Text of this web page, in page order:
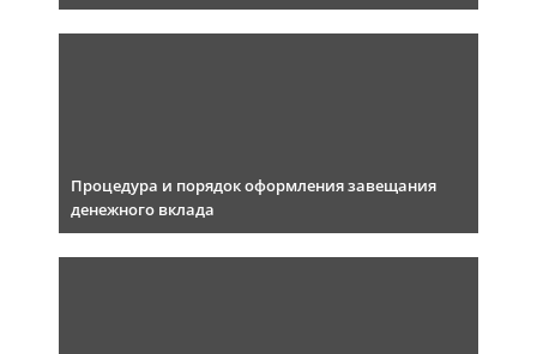
Процедура и порядок оформления завещания
денежного вклада